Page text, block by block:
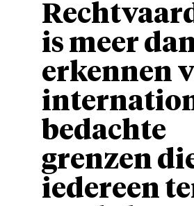
is meer
erkennen
bedachte
grenzen
iedereen